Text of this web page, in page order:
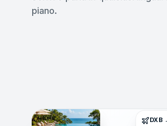
piano.
DXB